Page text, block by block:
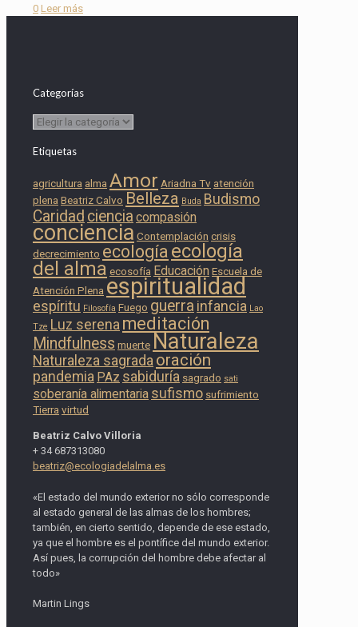
0 Leer más
Categorías
Categorías
Etiquetas
agricultura alma Amor Ariadna Tv atención
plena Beatriz Calvo Belleza Buda Budismo
Caridad ciencia compasión
conciencia Contemplación crisis
decrecimiento ecología ecología
del alma ecosofía Educación Escuela de
Atención Plena espiritualidad
espíritu Filosofía Fuego guerra infancia Lao
Tze Luz serena meditación
Mindfulness muerte Naturaleza
Naturaleza sagrada oración
pandemia PAz sabiduría sagrado sati
soberanía alimentaria sufismo sufrimiento
Tierra virtud
Beatriz Calvo Villoria
+ 34 687313080
beatriz@ecologiadelalma.es
«El estado del mundo exterior no sólo corresponde
al estado general de las almas de los hombres;
también, en cierto sentido, depende de ese estado,
ya que el hombre es el pontífice del mundo exterior.
Así pues, la corrupción del hombre debe afectar al
todo»
Martin Lings